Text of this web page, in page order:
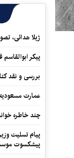
ژیلا هدائی،
پیکر
بررسی و نقد
عمارت
چند خاطره
پیام تسلیت
پیشکسوت